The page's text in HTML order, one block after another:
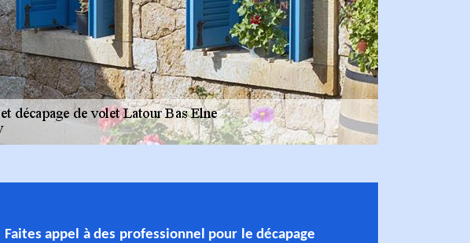
Faites appel à des professionnel pour le décapage